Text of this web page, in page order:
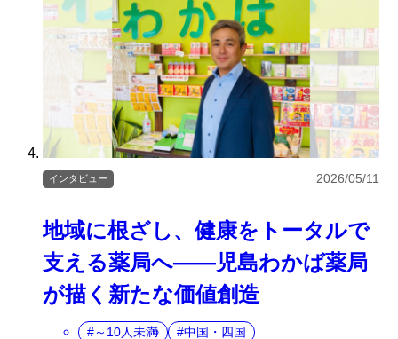
地域に根ざし、健康をトータルで
支える薬局へ――児島わかば薬局
が描く新たな価値創造
インタビュー 2026/05/11
～10人未満 中国・四国